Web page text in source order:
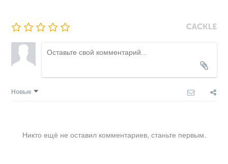
Новые
Никто ещё не оставил комментариев, станьте первым.